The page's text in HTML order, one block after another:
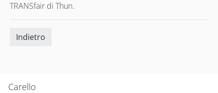
Carello
TRANSfair di Thun.
Indietro